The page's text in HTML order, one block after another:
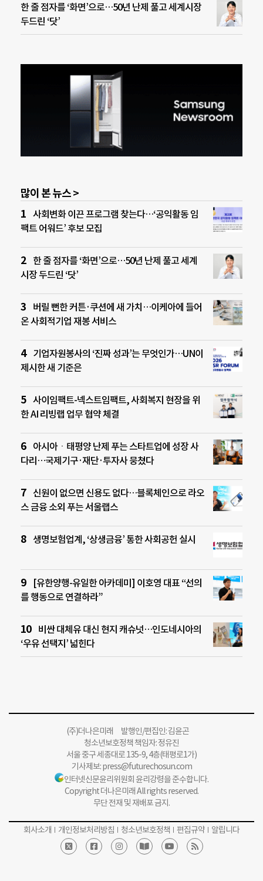
한 줄 점자를 ‘화면’으로…50년 난제 풀고 세계시장
두드린 ‘닷’
많이 본 뉴스 >
사회변화 이끈 프로그램 찾는다…‘공익활동 임
팩트 어워드’ 후보 모집
한 줄 점자를 ‘화면’으로…50년 난제 풀고 세계
시장 두드린 ‘닷’
버릴 뻔한 커튼·쿠션에 새 가치…이케아에 들어
온 사회적기업 재봉 서비스
기업자원봉사의 ‘진짜 성과’는 무엇인가…UN이
제시한 새 기준은
사이임팩트-넥스트임팩트, 사회복지 현장을 위
한 AI 리빙랩 업무 협약 체결
아시아ㆍ태평양 난제 푸는 스타트업에 성장 사
다리…국제기구·재단·투자사 뭉쳤다
신원이 없으면 신용도 없다…블록체인으로 라오
스 금융 소외 푸는 서울랩스
생명보험업계, ‘상생금융’ 통한 사회공헌 실시
[유한양행-유일한 아카데미] 이호영 대표 “선의
를 행동으로 연결하라”
비싼 대체유 대신 현지 캐슈넛…인도네시아의
‘우유 선택지’ 넓힌다
(주)더나은미래 발행인/편집인: 김윤곤
청소년보호정책 책임자: 정유진
서울 중구 세종대로 135-9, 4층(태평로1가)
기사제보:press@futurechosun.com
인터넷신문윤리위원회 윤리강령을 준수합니다.
Copyright 더나은미래 All rights reserved.
무단 전재 및 재배포 금지.
회사소개 개인정보처리방침 청소년보호정책 편집규약 알립니다